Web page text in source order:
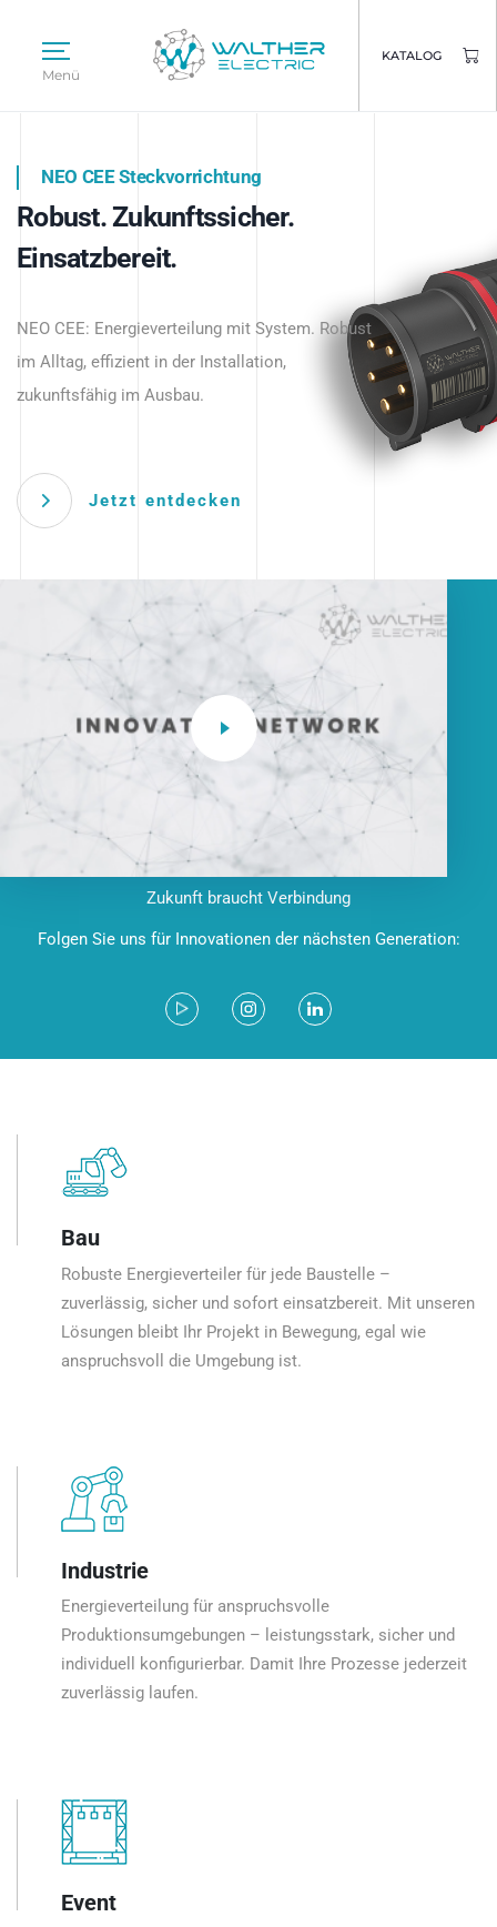
Menü
KATALOG
Intelligente Stromverteilung
beginnt hier.
NEO CEE Steckvorrichtung
Robust. Zukunftssicher.
Einsatzbereit.
NEO CEE: Energieverteilung mit System. Robust
im Alltag, effizient in der Installation,
zukunftsfähig im Ausbau.
Jetzt entdecken
Intelligenz trifft Energie.
Anwendungen – robust, IP-geschützt und
zukunftsfähig.
Zukunft braucht Verbindung
Folgen Sie uns für Innovationen der nächsten Generation:
Bau
Robuste Energieverteiler für jede Baustelle –
zuverlässig, sicher und sofort einsatzbereit. Mit unseren
Lösungen bleibt Ihr Projekt in Bewegung, egal wie
anspruchsvoll die Umgebung ist.
Industrie
Energieverteilung für anspruchsvolle
Produktionsumgebungen – leistungsstark, sicher und
individuell konfigurierbar. Damit Ihre Prozesse jederzeit
zuverlässig laufen.
Event